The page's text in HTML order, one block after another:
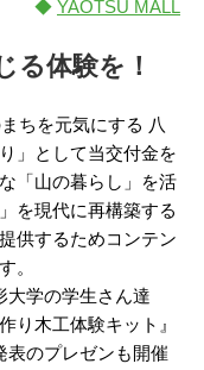
◆ YAOTSU MALL
る体験を！
ちを元気にする 八
」として当交付金を
「山の暮らし」を活
を現代に再構築する
供するためコンテン
。
大学の学生さん達
り木工体験キット』
表のプレゼンも開催